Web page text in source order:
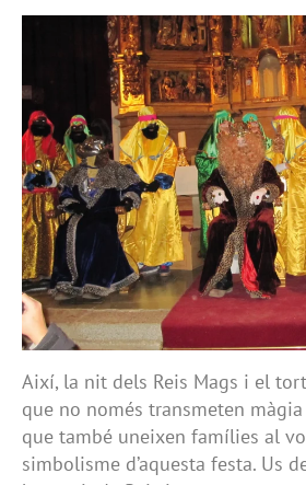
Així, la nit dels Reis Mags i el
que no només transmeten
que també uneixen famílies al
simbolisme d’aquesta festa. Us